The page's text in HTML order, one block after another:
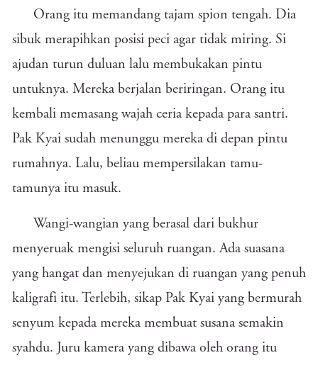
Orang itu memandang tajam spion tengah. Dia
sibuk merapihkan posisi peci agar tidak miring. Si
ajudan turun duluan lalu membukakan pintu
untuknya. Mereka berjalan beriringan. Orang itu
kembali memasang wajah ceria kepada para santri.
Pak Kyai sudah menunggu mereka di depan pintu
rumahnya. Lalu, beliau mempersilakan tamu-
tamunya itu masuk.
Wangi-wangian yang berasal dari bukhur
menyeruak mengisi seluruh ruangan. Ada suasana
yang hangat dan menyejukan di ruangan yang penuh
kaligrafi itu. Terlebih, sikap Pak Kyai yang bermurah
senyum kepada mereka membuat susana semakin
syahdu. Juru kamera yang dibawa oleh orang itu